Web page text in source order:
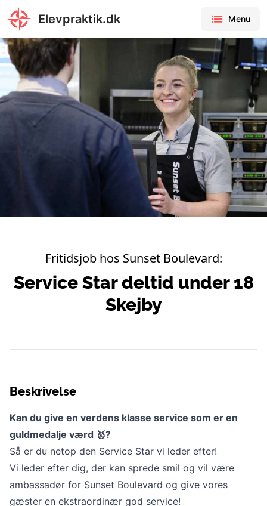
Elevpraktik.dk Menu
Fritidsjob hos Sunset Boulevard:
Service Star deltid under 18
Skejby
Beskrivelse
Kan du give en verdens klasse service som er en
guldmedalje værd 🥇?
Så er du netop den Service Star vi leder efter!
Vi leder efter dig, der kan sprede smil og vil være
ambassadør for Sunset Boulevard og give vores
gæster en ekstraordinær god service!